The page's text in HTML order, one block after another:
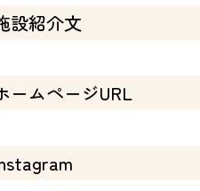
設紹介文
ームページURL